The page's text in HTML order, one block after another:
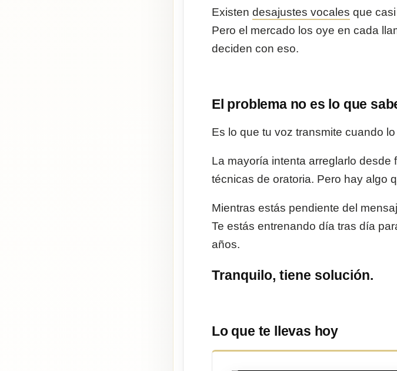
Existen desajustes vocales que
Pero el mercado los oye en cada
deciden con eso.
El problema no es lo que
Es lo que tu voz transmite cuando
La mayoría intenta arreglarlo desde
técnicas de oratoria. Pero hay algo
Mientras estás pendiente del
Te estás entrenando día tras día
años.
Tranquilo, tiene solución.
Lo que te llevas hoy